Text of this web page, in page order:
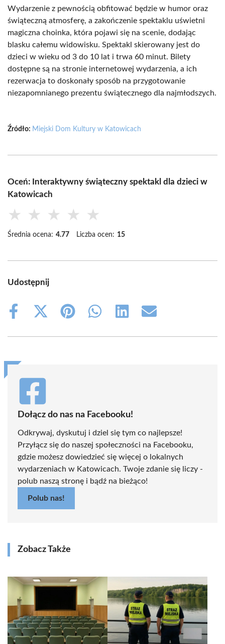
Wydarzenie z pewnością obfitować będzie w humor oraz
świąteczną atmosferę, a zakończenie spektaklu uświetni
magiczna choinka, która pojawi się na scenie, dodając
blasku całemu widowisku. Spektakl skierowany jest do
dzieci w wieku od 3 do 10 lat i trwa 60 minut. Bilety
dostępne są na stronie internetowej wydarzenia, a ich
rezerwacja to doskonały sposób na przygotowanie
niezapomnianego prezentu świątecznego dla najmłodszych.
Źródło: Miejski Dom Kultury w Katowicach
Oceń: Interaktywny świąteczny spektakl dla dzieci w
Katowicach
★ ★ ★ ★ ★
Średnia ocena: 4.77 Liczba ocen: 15
Udostępnij
Share
Share
(Twitter)
Share
Share
Share
Share
Dołącz do nas na Facebooku!
Odkrywaj, dyskutuj i dziel się tym co najlepsze!
Przyłącz się do naszej społeczności na Facebooku,
gdzie możesz dowiedzieć się więcej o lokalnych
wydarzeniach w Katowicach. Twoje zdanie się liczy -
polub naszą stronę i bądź na bieżąco!
Polub nas!
Zobacz Także